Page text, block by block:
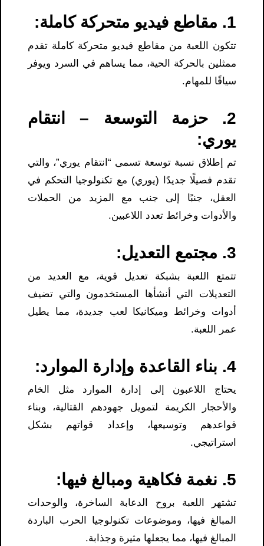
1. مقاطع فيديو متحركة كاملة:
تتكون اللعبة من مقاطع فيديو متحركة كاملة تقدم
ممثلين بالحركة الحية، مما يساهم في السرد ويوفر
سياقًا للمهام.
2. حزمة التوسعة – انتقام
يوري:
تم إطلاق نسبة توسعة تسمى “انتقام يوري”، والتي
تقدم فصيلًا جديدًا (يوري) مع تكنولوجيا التحكم في
العقل، جنبًا إلى جنب مع المزيد من الحملات
والأدوات وخرائط تعدد اللاعبين.
3. مجتمع التعديل:
تتمتع اللعبة بشبكة تعديل قوية، مع العديد من
التعديلات التي أنشأها المستخدمون والتي تضيف
أدوات وخرائط وميكانيكا لعب جديدة، مما يطيل
عمر اللعبة.
4. بناء القاعدة وإدارة الموارد:
يحتاج اللاعبون إلى إدارة الموارد مثل الخام
والأحجار الكريمة لتمويل جهودهم القتالية، وبناء
قواعدهم وتوسيعها، وإعداد قواتهم بشكل
استراتيجي.
5. نغمة فكاهية ومبالغ فيها:
تشتهر اللعبة بروح الدعابة الساخرة، والوحدات
المبالغ فيها، وموضوعات تكنولوجيا الحرب الباردة
المبالغ فيها، مما يجعلها مثيرة وجذابة.